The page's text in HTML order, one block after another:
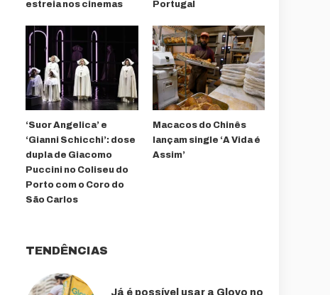
estreia nos cinemas Portugal
‘Suor Angelica’ e
‘Gianni Schicchi’: dose
dupla de Giacomo
Puccini no Coliseu do
Porto com o Coro do
São Carlos
Macacos do Chinês
lançam single ‘A Vida é
Assim’
TENDÊNCIAS
Já é possível usar a Glovo no